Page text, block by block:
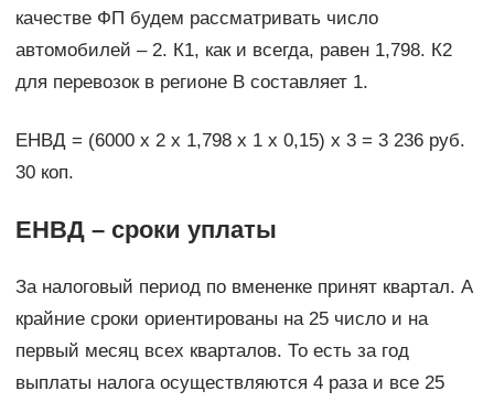
качестве ФП будем рассматривать число
автомобилей – 2. К1, как и всегда, равен 1,798. К2
для перевозок в регионе B составляет 1.
ЕНВД = (6000 х 2 х 1,798 х 1 х 0,15) х 3 = 3 236 руб.
30 коп.
ЕНВД – сроки уплаты
За налоговый период по вмененке принят квартал. А
крайние сроки ориентированы на 25 число и на
первый месяц всех кварталов. То есть за год
выплаты налога осуществляются 4 раза и все 25